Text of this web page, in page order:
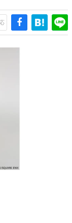
に取材し、ゲームが
トピック・タイト
ューや識者による
る決定版！
ーの青春〜
マンガ家・田中圭
です。
で骨太な評論連載